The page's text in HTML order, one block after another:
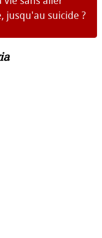
jusqu'au suicide ?